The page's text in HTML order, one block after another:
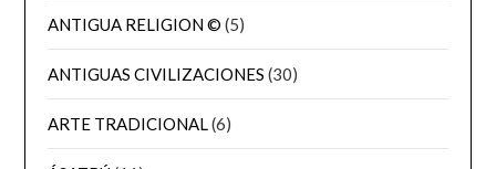
ANTIGUA RELIGION © (5)
ANTIGUAS CIVILIZACIONES (30)
ARTE TRADICIONAL(6)